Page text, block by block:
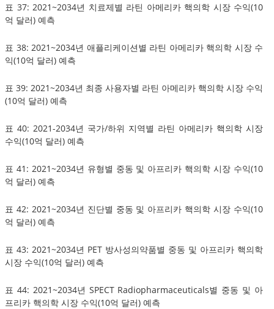
표 37: 2021~2034년 치료제별 라틴 아메리카 핵의학 시장 수익(10
억 달러) 예측
표 38: 2021~2034년 애플리케이션별 라틴 아메리카 핵의학 시장 수
익(10억 달러) 예측
표 39: 2021~2034년 최종 사용자별 라틴 아메리카 핵의학 시장 수익
(10억 달러) 예측
표 40: 2021-2034년 국가/하위 지역별 라틴 아메리카 핵의학 시장
수익(10억 달러) 예측
표 41: 2021~2034년 유형별 중동 및 아프리카 핵의학 시장 수익(10
억 달러) 예측
표 42: 2021~2034년 진단별 중동 및 아프리카 핵의학 시장 수익(10
억 달러) 예측
표 43: 2021~2034년 PET 방사성의약품별 중동 및 아프리카 핵의학
시장 수익(10억 달러) 예측
표 44: 2021~2034년 SPECT Radiopharmaceuticals별 중동 및 아
프리카 핵의학 시장 수익(10억 달러) 예측